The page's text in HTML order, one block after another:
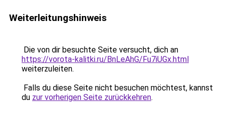
Weiterleitungshinweis
Die von dir besuchte Seite versucht, dich an
https://vorota-kalitki.ru/BnLeAhG/Fu7iUGx.html
weiterzuleiten.
Falls du diese Seite nicht besuchen möchtest, kannst
du zur vorherigen Seite zurückkehren.